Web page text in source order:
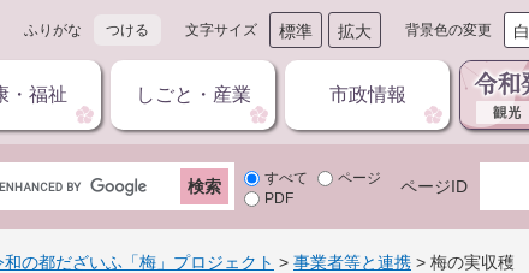
ふりがな つける 文字サイズ 標準 拡大 背景色の変更 白
・福祉 しごと・産業 市政情報
すべて
ページ
PDF
ページID
和の都だざいふ「梅」プロジェクト > 事業者等と連携 > 梅の実収穫